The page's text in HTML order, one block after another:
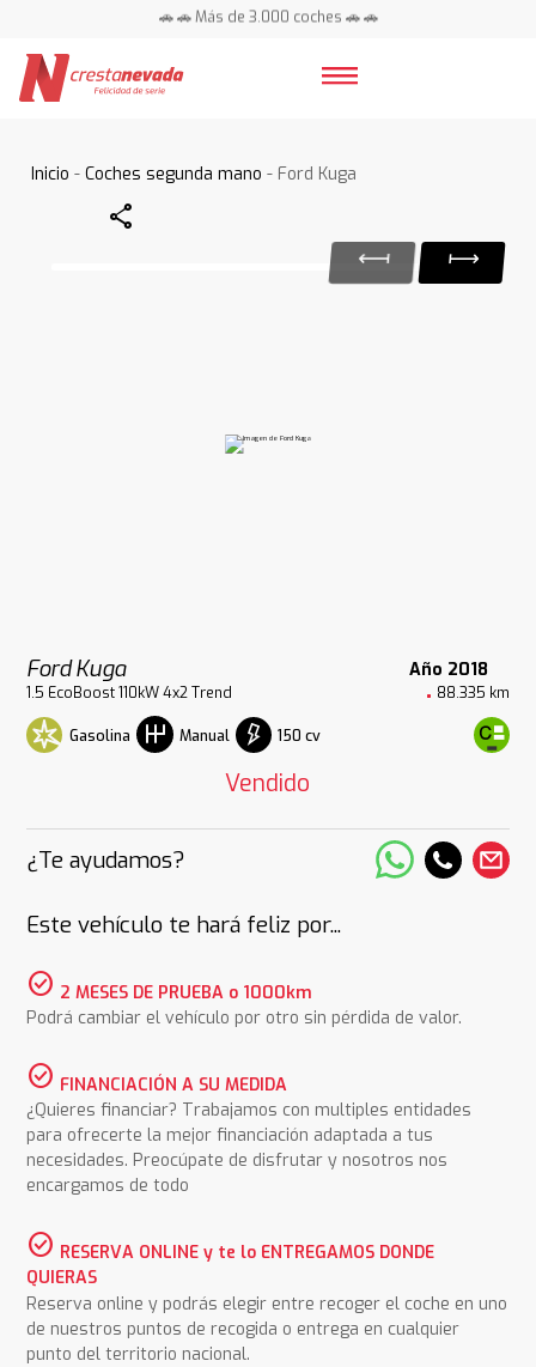
🚗 🚗 Más de 3.000 coches 🚗 🚗
Inicio -Coches segunda mano - Ford Kuga
Share
Ford Kuga Año 2018
1.5 EcoBoost 110kW 4x2 Trend 88.335 km
Gasolina Manual 150 cv
Vendido
¿Te ayudamos?
Este vehículo te hará feliz por...
check_circle 2 MESES DE PRUEBA o 1000km
Podrá cambiar el vehículo por otro sin pérdida de valor.
check_circle FINANCIACIÓN A SU MEDIDA
¿Quieres financiar? Trabajamos con multiples entidades
para ofrecerte la mejor financiación adaptada a tus
necesidades. Preocúpate de disfrutar y nosotros nos
encargamos de todo
check_circle RESERVA ONLINE y te lo ENTREGAMOS DONDE
QUIERAS
Reserva online y podrás elegir entre recoger el coche en uno
de nuestros puntos de recogida o entrega en cualquier
punto del territorio nacional.